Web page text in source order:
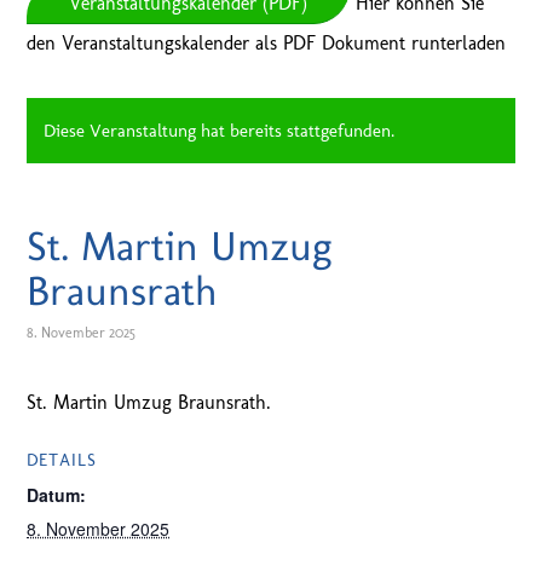
den Veranstaltungskalender als PDF Dokument runterladen
Diese Veranstaltung hat bereits stattgefunden.
St. Martin Umzug
Braunsrath
8. November 2025
St. Martin Umzug Braunsrath.
DETAILS
Datum:
8. November 2025